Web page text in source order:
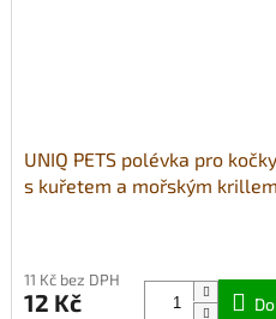
UNIQ PETS polévka pro
s kuřetem a mořským
11 Kč bez DPH
12 Kč